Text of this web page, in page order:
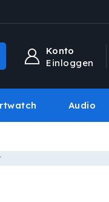
Konto
Einloggen
Audio